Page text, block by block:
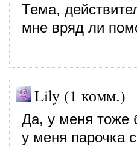
Тема,
мне вряд ли
Lily (1 комм.)
Да, у меня тоже
у меня парочка